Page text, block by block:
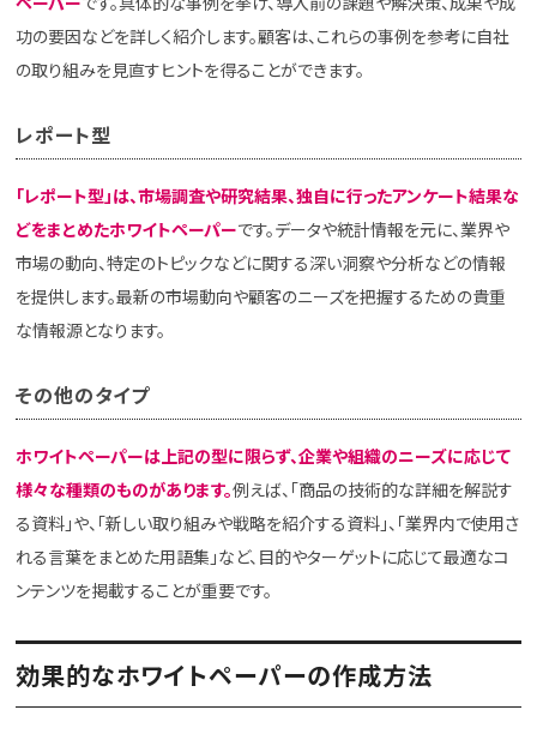
功の要因などを詳しく紹介します。顧客は、これらの事例を参考に自社
の取り組みを見直すヒントを得ることができます。
レポート型
「レポート型」は、市場調査や研究結果、独自に行ったアンケート結果な
どをまとめたホワイトペーパーです。データや統計情報を元に、業界や
市場の動向、特定のトピックなどに関する深い洞察や分析などの情報
を提供します。最新の市場動向や顧客のニーズを把握するための貴重
な情報源となります。
その他のタイプ
ホワイトペーパーは上記の型に限らず、企業や組織のニーズに応じて
様々な種類のものがあります。例えば、「商品の技術的な詳細を解説す
る資料」や、「新しい取り組みや戦略を紹介する資料」、「業界内で使用さ
れる言葉をまとめた用語集」など、目的やターゲットに応じて最適なコ
ンテンツを掲載することが重要です。
効果的なホワイトペーパーの作成方法